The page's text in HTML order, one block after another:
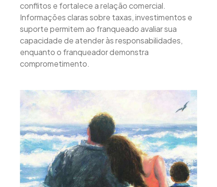
conflitos e fortalece a relação comercial.
Informações claras sobre taxas, investimentos e
suporte permitem ao franqueado avaliar sua
capacidade de atender às responsabilidades,
enquanto o franqueador demonstra
comprometimento.